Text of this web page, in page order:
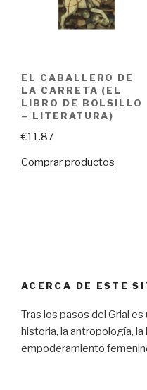
EL CABALLERO DE
LA CARRETA (EL
LIBRO DE BOLSILLO
– LITERATURA)
€11.87
Comprar productos
ACERCA DE ESTE
Tras los pasos del Grial
historia, la antropología,
empoderamiento